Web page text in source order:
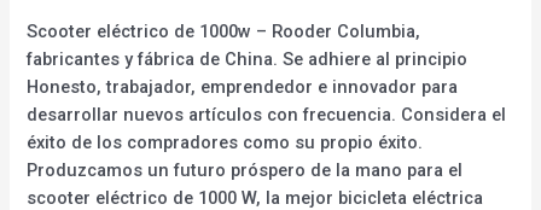
Scooter eléctrico de 1000w – Rooder Columbia,
fabricantes y fábrica de China. Se adhiere al principio
Honesto, trabajador, emprendedor e innovador para
desarrollar nuevos artículos con frecuencia. Considera el
éxito de los compradores como su propio éxito.
Produzcamos un futuro próspero de la mano para el
scooter eléctrico de 1000 W, la mejor bicicleta eléctrica